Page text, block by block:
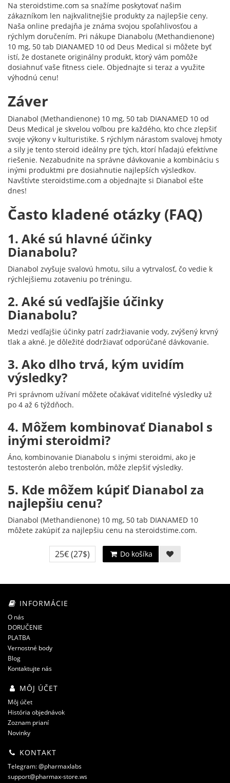
Na steroidstime.com sa snažíme poskytovať našim
zákazníkom len najkvalitnejšie produkty za najlepšie ceny.
Naša online predajňa je známa svojou spoľahlivosťou a
rýchlym doručením. Pri nákupe Dianabolu (Methandienone)
10 mg, 50 tab DIANAMED 10 od Deus Medical si môžete byť
istí, že dostanete originálny produkt, ktorý vám pomôže
dosiahnuť vaše fitness ciele. Objednajte si teraz a využite
výhodnú cenu!
Záver
Dianabol (Methandienone) 10 mg, 50 tab DIANAMED 10 od
Deus Medical je skvelou voľbou pre každého, kto chce zlepšiť
svoje výkony v kulturistike. S rýchlym nárastom svalovej hmoty
a sily je tento steroid ideálny pre tých, ktorí hľadajú efektívne
riešenie. Nezabudnite na správne dávkovanie a kombináciu s
inými produktmi pre dosiahnutie najlepších výsledkov.
Navštívte steroidstime.com a objednajte si Dianabol ešte
dnes!
Často kladené otázky (FAQ)
1. Aké sú hlavné účinky
Dianabolu?
Dianabol zvyšuje svalovú hmotu, silu a vytrvalosť, čo vedie k
rýchlejšiemu zotaveniu po tréningu.
2. Aké sú vedľajšie účinky
Dianabolu?
Medzi vedľajšie účinky patrí zadržiavanie vody, zvýšený krvný
tlak a akné. Je dôležité dodržiavať odporúčané dávkovanie.
3. Ako dlho trvá, kým uvidím
výsledky?
Pri správnom užívaní môžete očakávať viditeľné výsledky už
po 4 až 6 týždňoch.
4. Môžem kombinovať Dianabol s
inými steroidmi?
Áno, kombinovanie Dianabolu s inými steroidmi, ako je
testosterón alebo trenbolón, môže zlepšiť výsledky.
5. Kde môžem kúpiť Dianabol za
najlepšiu cenu?
Dianabol (Methandienone) 10 mg, 50 tab DIANAMED 10
môžete zakúpiť za najlepšiu cenu na steroidstime.com.
25€(27$) Do košíka
INFORMÁCIE
O nás
DORUČENIE
PLATBA
Vernostné body
Blog
Kontaktujte nás
MÔJ ÚČET
Môj účet
História objednávok
Zoznam prianí
Novinky
KONTAKT
Telegram: @pharmaxlabs
support@pharmax-store.ws